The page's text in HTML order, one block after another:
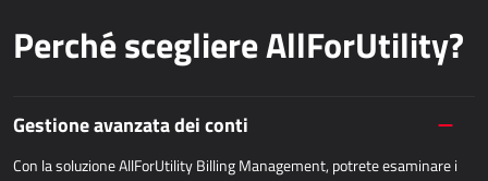
Dynamics 365 Business Central
Power MES
Perché scegliere AllForUtility?
Gestione avanzata dei conti
Con la soluzione AllForUtility Billing Management, potrete esaminare i